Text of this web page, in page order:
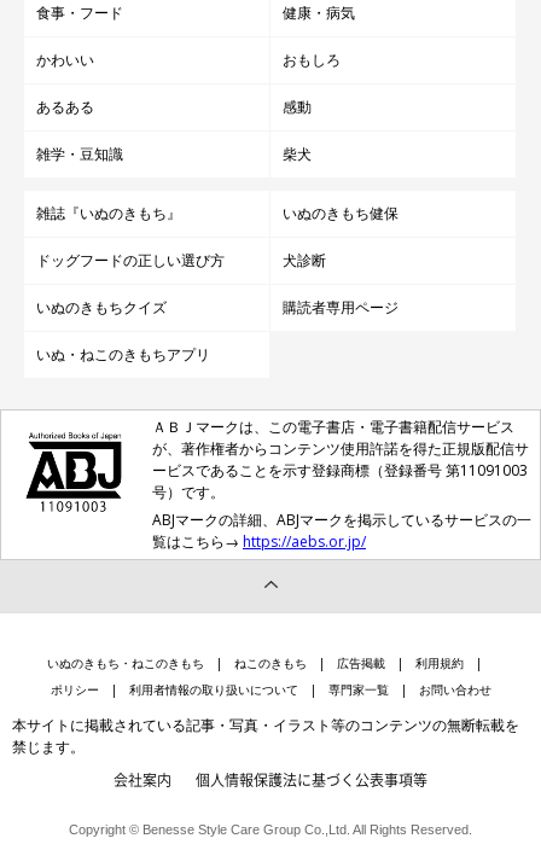
食事・フード 健康・病気
かわいい おもしろ
あるある 感動
雑学・豆知識 柴犬
雑誌『いぬのきもち』 いぬのきもち健保
ドッグフードの正しい選び方 犬診断
いぬのきもちクイズ 購読者専用ページ
いぬ・ねこのきもちアプリ
ＡＢＪマークは、この電子書店・電子書籍配信サービス
が、著作権者からコンテンツ使用許諾を得た正規版配信サ
ービスであることを示す登録商標（登録番号 第11091003
号）です。
ABJマークの詳細、ABJマークを掲示しているサービスの一
覧はこちら→ https://aebs.or.jp/
いぬのきもち・ねこのきもち ねこのきもち 広告掲載
利用規約
ポリシー
利用者情報の取り扱いについて 専門家一覧 お問い合わせ
本サイトに掲載されている記事・写真・イラスト等のコンテンツの無断転載を
禁じます。
会社案内 個人情報保護法に基づく公表事項等
Copyright © Benesse Style Care Group Co.,Ltd. All Rights Reserved.